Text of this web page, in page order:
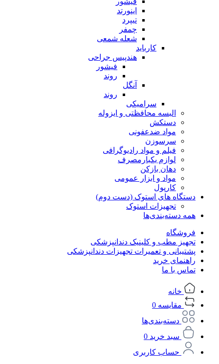
اینورتد
تیپرد
چمفر
شعله شمعی
کارباید
هندپیس جراحی
فیشور
روند
آنگل
روند
سرامیکی
البسه محافظتی و ایزوله
دستکش
مواد ضدعفونی
سرسوزن
فیلم و مواد رادیوگرافی
لوازم یکبارمصرف
دهان بازکن
مواد و ابزار عمومی
کارپول
دستگاه های استوک (دست دوم)
تجهیزات استوک
همه دسته‌بندی‌ها
فروشگاه
تجهیز مطب و کلینیک دندانپزشکی
پشتیبانی و تعمیرات تجهیزات دندانپزشکی
راهنمای خرید
تماس با ما
خانه
مقایسه 0
دسته‌بندی‌ها
سبد خرید 0
حساب کاربری